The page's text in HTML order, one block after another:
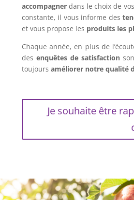
accompagnerdans le choix de
constante, il vous informe des
et vous propose les produits les
Chaque année, en plus de
des enquêtes de satisfaction
toujours améliorer notre qualité
Je souhaite être